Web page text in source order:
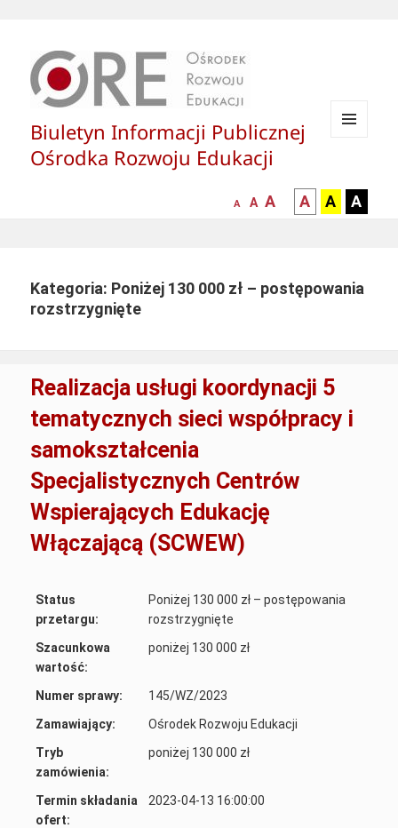
Biuletyn Informacji Publicznej
Ośrodka Rozwoju Edukacji
mniejsza
A
normalna
A
większa-
czcionka
A
kontrast
czarny
tle
A
kontrast
czarny
tle
A
żółty
tle
A
Kategoria: Poniżej 130 000 zł – postępowania
rozstrzygnięte
Realizacja usługi koordynacji 5
tematycznych sieci współpracy i
samokształcenia
Specjalistycznych Centrów
Wspierających Edukację
Włączającą (SCWEW)
Status
przetargu:
Poniżej 130 000 zł – postępowania
rozstrzygnięte
Szacunkowa
wartość:
poniżej 130 000 zł
Numer sprawy:
145/WZ/2023
Zamawiający:
Ośrodek Rozwoju Edukacji
Tryb
zamówienia:
poniżej 130 000 zł
Termin składania
ofert:
2023-04-13 16:00:00